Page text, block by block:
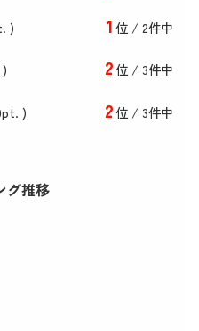
) 1 位 / 2件中
2位 / 3件中
pt. ) 2位 / 3件中
グ推移